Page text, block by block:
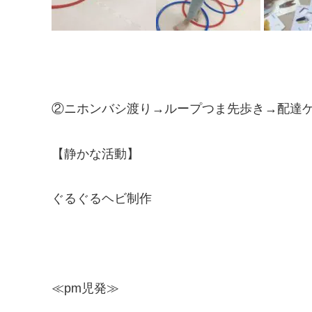
②ニホンバシ渡り→ループつま先歩き→配達
【静かな活動】
ぐるぐるヘビ制作
≪pm児発≫